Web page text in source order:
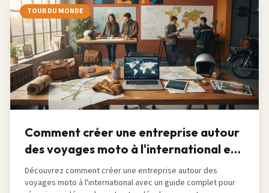
TOUR DU MONDE
Comment créer une entreprise autour
des voyages moto à l'international en
2026
Découvrez comment créer une entreprise autour des
voyages moto à l'international avec un guide complet pour